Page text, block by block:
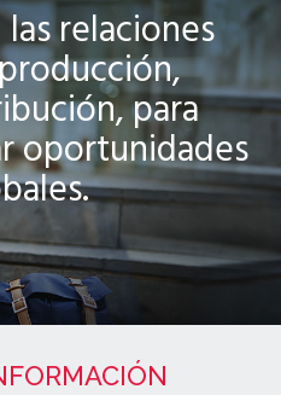
relaciones
para
oportunidades